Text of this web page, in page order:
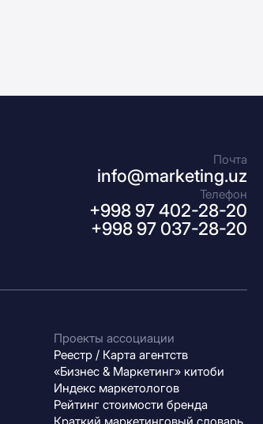
Почта
info@marketing.uz
Телефон
+998 97 402-28-20
+998 97 037-28-20
Проекты ассоциации
Реестр / Карта агентств
«Бизнес & Маркетинг» китоби
Индекс маркетологов
Рейтинг стоимости бренда